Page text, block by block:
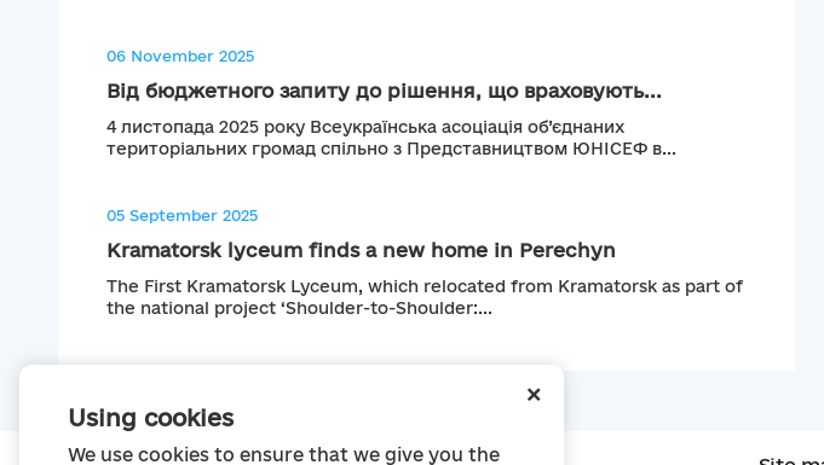
+
Using cookies
We use cookies to ensure that we give you the
06 November 2025
Від бюджетного запиту до рішення, що враховують...
4 листопада 2025 року Всеукраїнська асоціація об’єднаних
територіальних громад спільно з Представництвом ЮНІСЕФ в...
05 September 2025
Kramatorsk lyceum finds a new home in Perechyn
The First Kramatorsk Lyceum, which relocated from Kramatorsk as part of
the national project ‘Shoulder-to-Shoulder:...